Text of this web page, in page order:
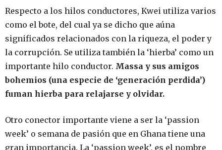
Respecto a los hilos conductores, Kwei utiliza varios
como el bote, del cual ya se dicho que aúna
significados relacionados con la riqueza, el poder y
la corrupción. Se utiliza también la ‘hierba’ como un
importante hilo conductor. Massa y sus amigos
bohemios (una especie de ‘generación perdida’)
fuman hierba para relajarse y olvidar.
Otro conector importante viene a ser la ‘passion
week’ o semana de pasión que en Ghana tiene una
gran importancia. La ‘passion week’, es el nombre